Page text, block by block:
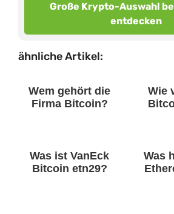
Große Krypto-Auswahl
entdecken
ähnliche Artikel:
Wem gehört die
Firma Bitcoin?
Wie
Was ist VanEck
Bitcoin etn29?
Was